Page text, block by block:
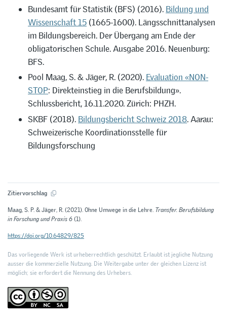
Bundesamt für Statistik (BFS) (2016). Bildung und
Wissenschaft 15 (1665-1600). Längsschnittanalysen
im Bildungsbereich. Der Übergang am Ende der
obligatorischen Schule. Ausgabe 2016. Neuenburg:
BFS.
Pool Maag, S. & Jäger, R. (2020). Evaluation «NON-
STOP: Direkteinstieg in die Berufsbildung».
Schlussbericht, 16.11.2020. Zürich: PHZH.
SKBF (2018). Bildungsbericht Schweiz 2018. Aarau:
Schweizerische Koordinationsstelle für
Bildungsforschung
Zitiervorschlag
Maag, S. P. & Jäger, R. (2021). Ohne Umwege in die Lehre. Transfer. Berufsbildung
in Forschung und Praxis 6(1).
https://doi.org/10.64829/825
Das vorliegende Werk ist urheberrechtlich geschützt. Erlaubt ist jegliche Nutzung
ausser die kommerzielle Nutzung. Die Weitergabe unter der gleichen Lizenz ist
möglich; sie erfordert die Nennung des Urhebers.